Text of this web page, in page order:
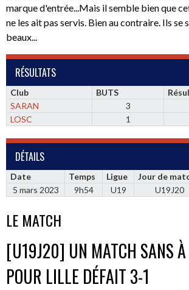
marque d'entrée...Mais il semble bien que
ne les ait pas servis. Bien au contraire. Ils se
beaux...
RÉSULTATS
Club BUTS
SARAN
3
LOSC
1
DÉTAILS
Date Temps Ligue Jour de
5 mars 2023
9h54 U19 U19J20
LE MATCH
[U19J20] UN MATCH SANS À
POUR LILLE DÉFAIT 3-1